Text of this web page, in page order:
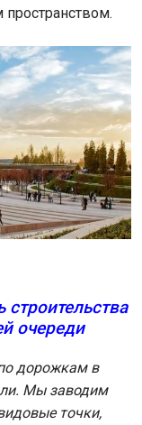
очереди
дорожкам в
Мы заводим
точки,